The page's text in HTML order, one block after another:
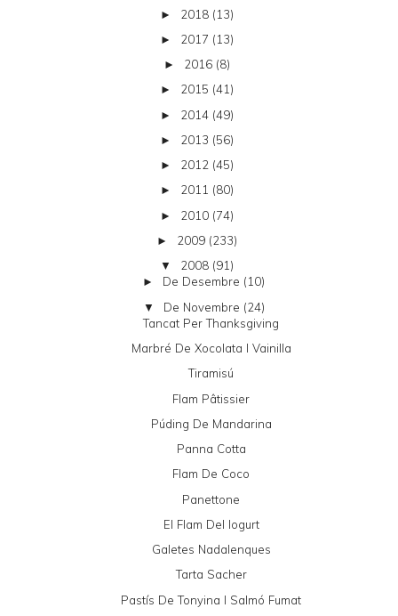
► 2018 (13)
► 2017 (13)
► 2016 (8)
► 2015 (41)
► 2014 (49)
► 2013 (56)
► 2012 (45)
► 2011 (80)
► 2010 (74)
► 2009 (233)
▼ 2008 (91)
► De Desembre (10)
▼ De Novembre (24)
Tancat Per Thanksgiving
Marbré De Xocolata I Vainilla
Tiramisú
Flam Pâtissier
Púding De Mandarina
Panna Cotta
Flam De Coco
Panettone
El Flam Del Iogurt
Galetes Nadalenques
Tarta Sacher
Pastís De Tonyina I Salmó Fumat